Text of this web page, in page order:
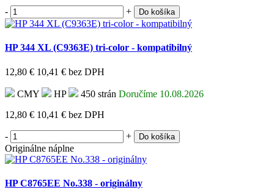
- + Do košíka
HP 344 XL (C9363E) tri-color - kompatibilný
12,80 € 10,41 € bez DPH
CMY HP 450 strán Doručíme 10.08.2026
12,80 € 10,41 € bez DPH
- + Do košíka
Originálne náplne
HP C8765EE No.338 - originálny